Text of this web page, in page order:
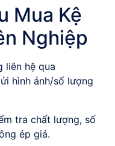
Mua Kệ
Nghiệp
liên hệ qua
hình ảnh/số lượng
tra chất lượng, số
ép giá.